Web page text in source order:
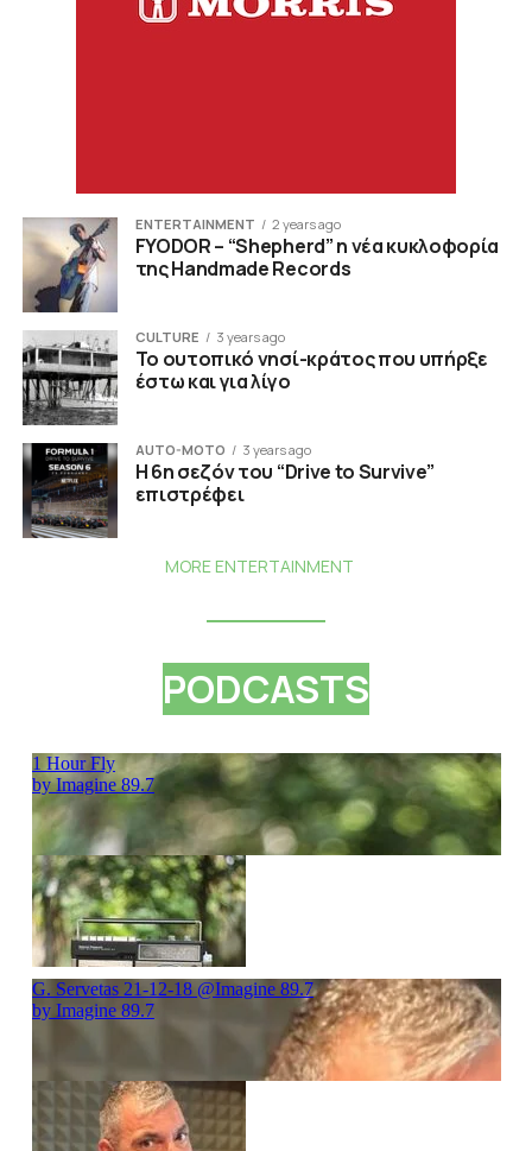
ENTERTAINMENT 2 years ago
FYODOR – “Shepherd” η νέα κυκλοφορία
της Handmade Records
CULTURE 3 years ago
Το ουτοπικό νησί-κράτος που υπήρξε
έστω και για λίγο
AUTO-MOTO 3 years ago
Η 6η σεζόν του “Drive to Survive”
επιστρέφει
MORE ENTERTAINMENT
PODCASTS